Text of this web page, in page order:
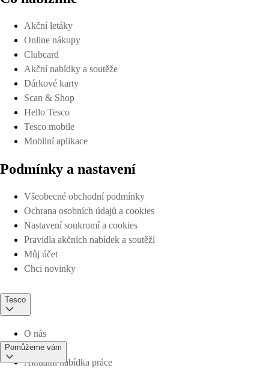
Akční letáky
Online nákupy
Clubcard
Akční nabídky a soutěže
Dárkové karty
Scan & Shop
Hello Tesco
Tesco mobile
Mobilní aplikace
Podmínky a nastavení
Všeobecné obchodní podmínky
Ochrana osobních údajů a cookies
Nastavení soukromí a cookies
Pravidla akčních nabídek a soutěží
Můj účet
Chci novinky
Tesco
O nás
Aktuální nabídka práce
Pomůžeme vám